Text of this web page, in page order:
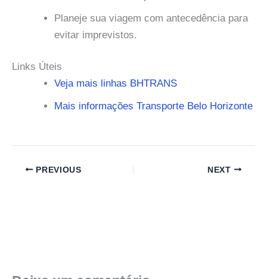
Planeje sua viagem com antecedência para
evitar imprevistos.
Links Úteis
Veja mais linhas BHTRANS
Mais informações Transporte Belo Horizonte
PREVIOUS NEXT